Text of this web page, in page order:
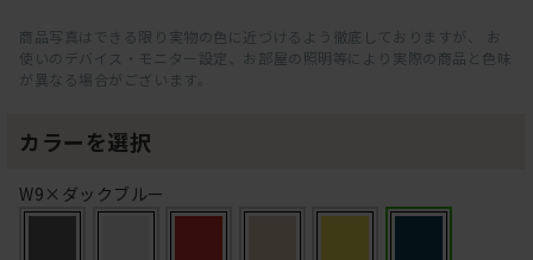
商品写真はできる限り実物の色に近づけるよう徹底しておりますが、 お
使いのデバイス・モニター設定、お部屋の照明等により実際の商品と色味
が異なる場合がございます。
カラーを選択
W9×ダックブルー